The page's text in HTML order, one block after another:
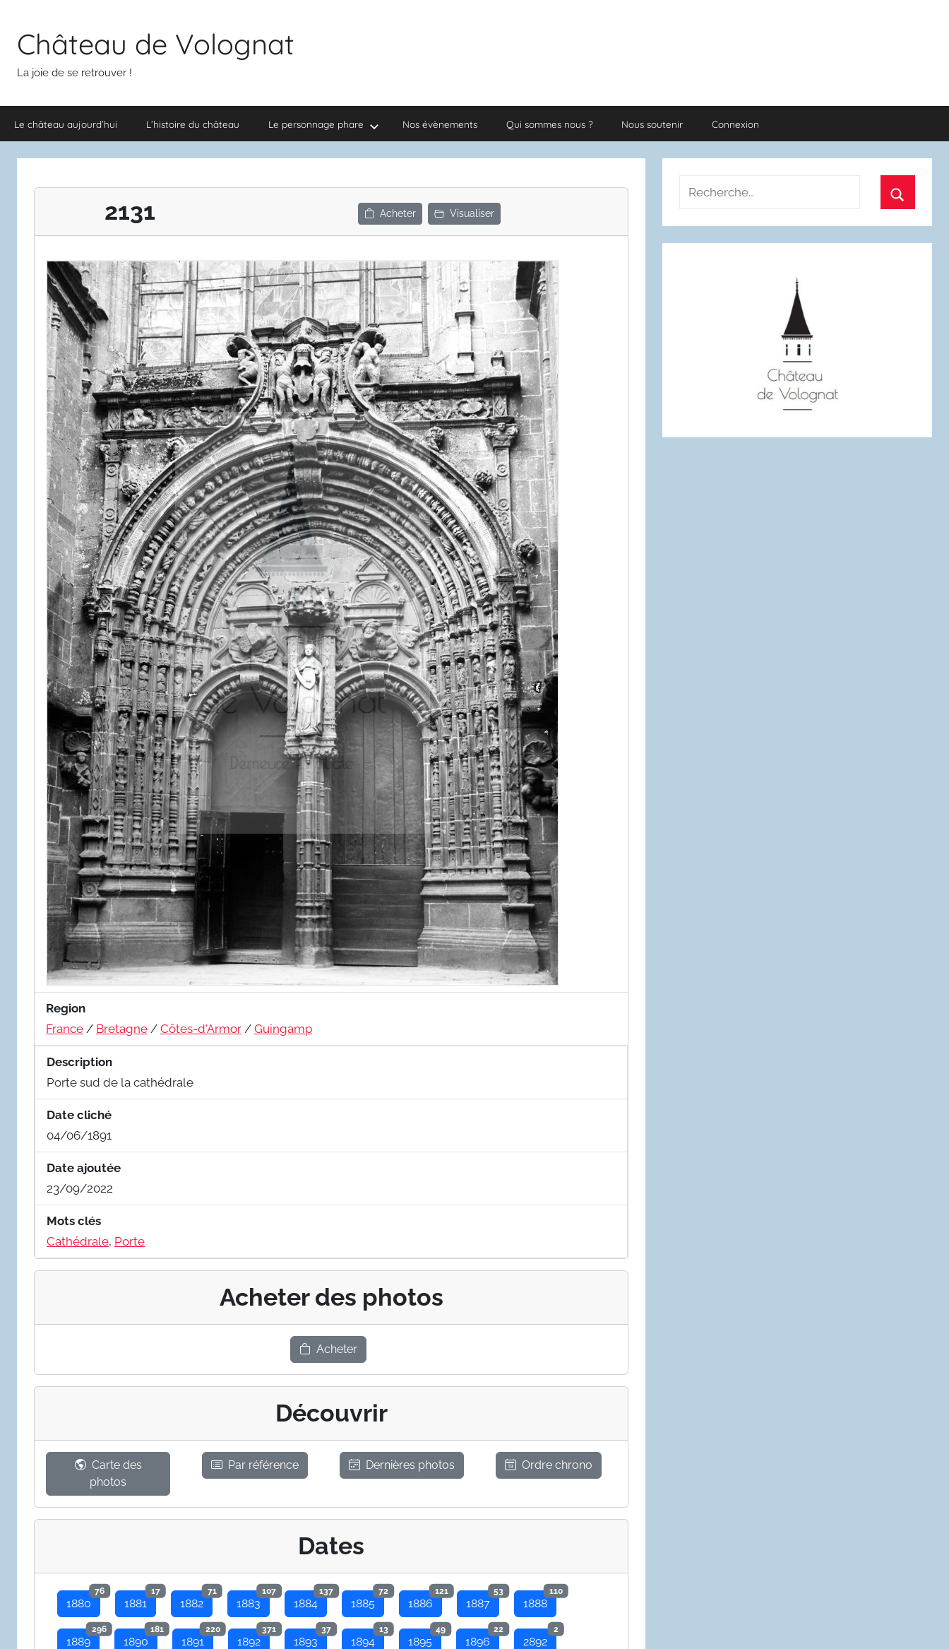
contenuChâteau de Volognat
La joie de se retrouver !
Le château aujourd’hui L’histoire du château Le personnage phare Nos évènements Qui sommes nous ? Nous soutenir Connexion
2131 Acheter Visualiser
Region
France / Bretagne / Côtes-d'Armor / Guingamp
Description
Porte sud de la cathédrale
Date cliché
04/06/1891
Date ajoutée
23/09/2022
Mots clés
Cathédrale, Porte
Acheter des photos
Acheter
Découvrir
Carte des
photos
Par référence Dernières photos Ordre chrono
Dates
1880
76
1881
17
1882
71
1883
107
1884
137
1885
72
1886
121
1887
53
1888
110
1889
296
1890
181
1891
220
1892
371
1893
37
1894
13
1895
49
1896
22
2892
2
Recherche
: